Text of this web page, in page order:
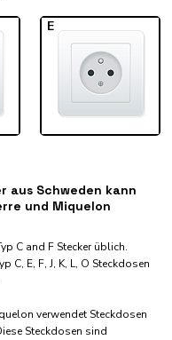
E
aus Schweden kann
und Miquelon
C and F Stecker üblich.
C, E, F, J, K, L, O Steckdosen
verwendet Steckdosen
Steckdosen sind